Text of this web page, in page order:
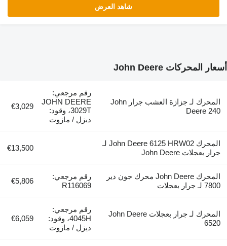
شاهد العرض
أسعار المحركات John Deere
المحرك لـ جزازة العشب جرار John
Deere 240
رقم مرجعي:
JOHN DEERE
3029T، وقود:
ديزل / مازوت
€3,029
المحرك John Deere 6125 HRW02 لـ
جرار بعجلات John Deere
€13,500
المحرك John Deere محرك جون دير
7800 لـ جرار بعجلات
رقم مرجعي:
R116069
€5,806
المحرك لـ جرار بعجلات John Deere
6520
رقم مرجعي:
4045H، وقود:
ديزل / مازوت
€6,059